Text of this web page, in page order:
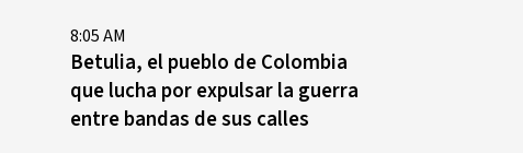
8:05 AM
Betulia, el pueblo de Colombia
que lucha por expulsar la guerra
entre bandas de sus calles